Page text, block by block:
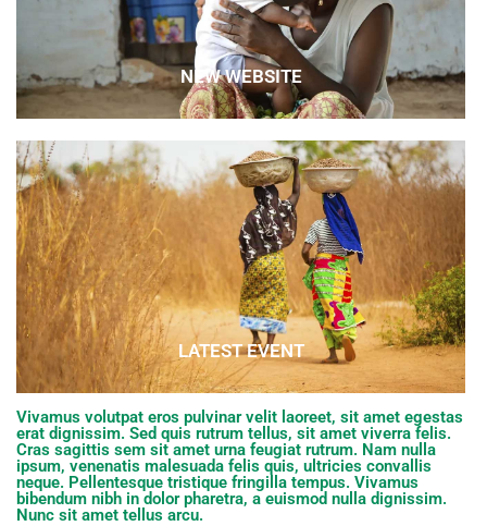
NEW WEBSITE
LATEST EVENT
Vivamus volutpat eros pulvinar velit laoreet, sit amet egestas
erat dignissim. Sed quis rutrum tellus, sit amet viverra felis.
Cras sagittis sem sit amet urna feugiat rutrum. Nam nulla
ipsum, venenatis malesuada felis quis, ultricies convallis
neque. Pellentesque tristique fringilla tempus. Vivamus
bibendum nibh in dolor pharetra, a euismod nulla dignissim.
Nunc sit amet tellus arcu.